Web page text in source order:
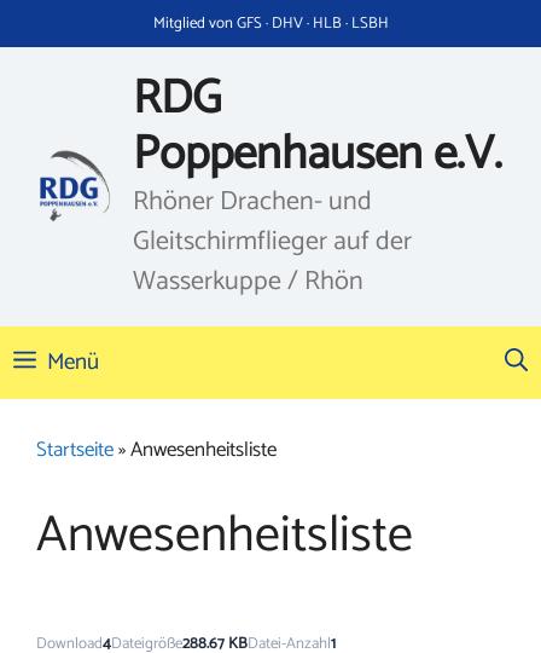
Inhalt
Mitglied von GFS · DHV · HLB · LSBH
RDG
Poppenhausen e.V.
Rhöner Drachen- und
Gleitschirmflieger auf der
Wasserkuppe / Rhön
Menü
Startseite»Anwesenheitsliste
Anwesenheitsliste
Download4Dateigröße288.67 KBDatei-Anzahl1